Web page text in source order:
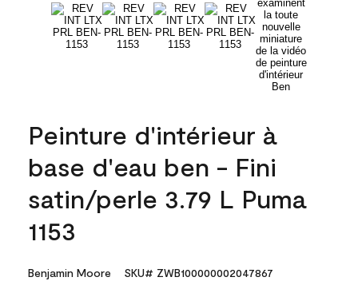
Peinture d'intérieur à
base d'eau ben - Fini
satin/perle 3.79 L Puma
1153
Benjamin Moore SKU# ZWB100000002047867